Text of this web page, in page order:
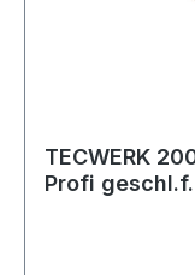
TECWERK
Profi